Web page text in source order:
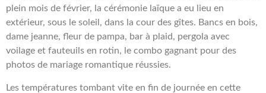
plein mois de février, la cérémonie laïque a eu lieu en
extérieur, sous le soleil, dans la cour des gîtes. Bancs en bois,
dame jeanne, fleur de pampa, bar à plaid, pergola avec
voilage et fauteuils en rotin, le combo gagnant pour des
photos de mariage romantique réussies.
Les températures tombant vite en fin de journée en cette